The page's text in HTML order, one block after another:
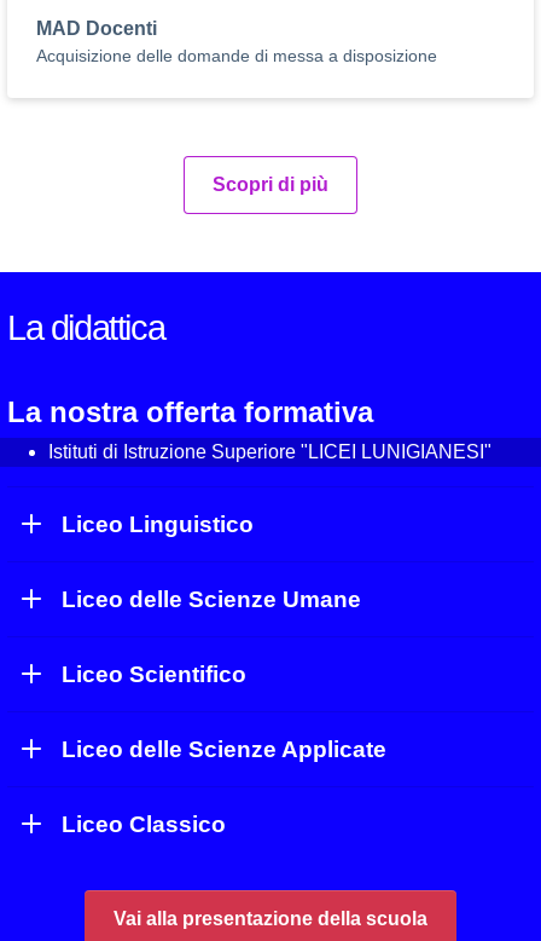
MAD Docenti
Acquisizione delle domande di messa a disposizione
Scopri di più
La didattica
La nostra offerta formativa
Istituti di Istruzione Superiore "LICEI LUNIGIANESI"
Liceo Linguistico
Liceo delle Scienze Umane
Liceo Scientifico
Liceo delle Scienze Applicate
Liceo Classico
Vai alla presentazione della scuola